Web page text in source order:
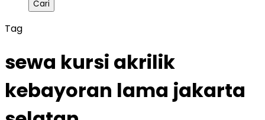
Tag
sewa kursi akrilik
kebayoran lama jakarta